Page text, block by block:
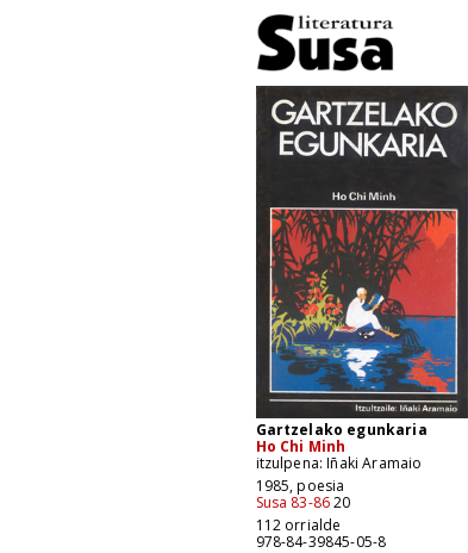
Gartzelako egunkaria
Ho Chi Minh
itzulpena: Iñaki Aramaio
1985, poesia
Susa 83-8620
112 orrialde
978-84-39845-05-8